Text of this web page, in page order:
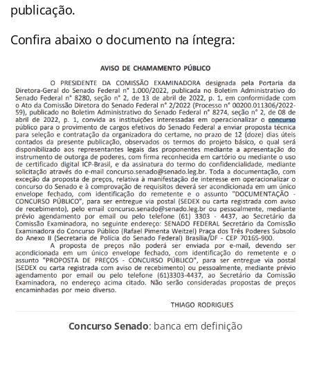
publicação.
Confira abaixo o documento na íntegra:
Concurso Senado: banca em definição